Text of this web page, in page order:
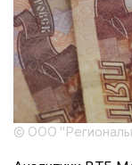
© ООО